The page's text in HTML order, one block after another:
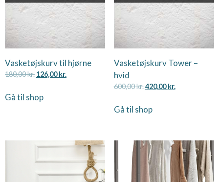
Vasketøjskurv til hjørne
180,00kr. 126,00kr.
Gå til shop
Vasketøjskurv Tower –
hvid
600,00kr. 420,00kr.
Gå til shop